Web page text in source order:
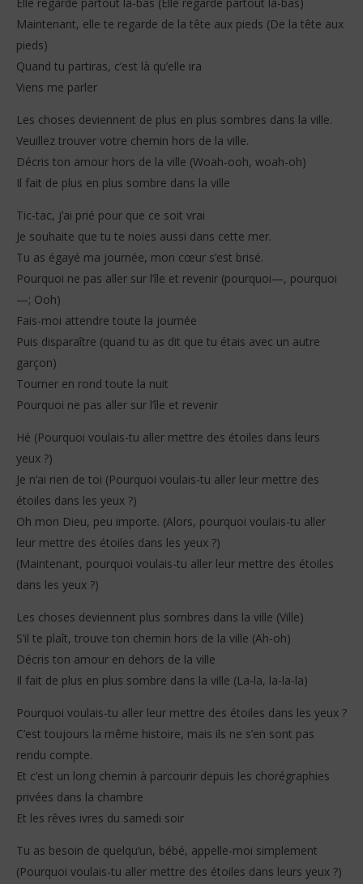
Maintenant, elle te regarde de la tête aux pieds (De la tête aux
pieds)
Quand tu partiras, c’est là qu’elle ira
Viens me parler
Les choses deviennent de plus en plus sombres dans la ville.
Veuillez trouver votre chemin hors de la ville.
Décris ton amour hors de la ville (Woah-ooh, woah-oh)
Il fait de plus en plus sombre dans la ville
Tic-tac, j’ai prié pour que ce soit vrai
Je souhaite que tu te noies aussi dans cette mer.
Tu as égayé ma journée, mon cœur s’est brisé.
Pourquoi ne pas aller sur l’île et revenir (pourquoi—, pourquoi
—; Ooh)
Fais-moi attendre toute la journée
Puis disparaître (quand tu as dit que tu étais avec un autre
garçon)
Tourner en rond toute la nuit
Pourquoi ne pas aller sur l’île et revenir
Hé (Pourquoi voulais-tu aller mettre des étoiles dans leurs
yeux ?)
Je n’ai rien de toi (Pourquoi voulais-tu aller leur mettre des
étoiles dans les yeux ?)
Oh mon Dieu, peu importe. (Alors, pourquoi voulais-tu aller
leur mettre des étoiles dans les yeux ?)
(Maintenant, pourquoi voulais-tu aller leur mettre des étoiles
dans les yeux ?)
Les choses deviennent plus sombres dans la ville (Ville)
S’il te plaît, trouve ton chemin hors de la ville (Ah-oh)
Décris ton amour en dehors de la ville
Il fait de plus en plus sombre dans la ville (La-la, la-la-la)
Pourquoi voulais-tu aller leur mettre des étoiles dans les yeux ?
C’est toujours la même histoire, mais ils ne s’en sont pas
rendu compte.
Et c’est un long chemin à parcourir depuis les chorégraphies
privées dans la chambre
Et les rêves ivres du samedi soir
Tu as besoin de quelqu’un, bébé, appelle-moi simplement
(Pourquoi voulais-tu aller mettre des étoiles dans leurs yeux ?)